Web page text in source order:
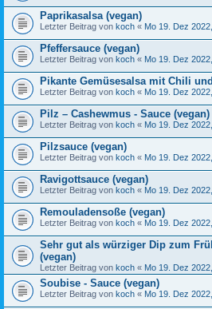
Paprikasalsa (vegan)
Letzter Beitrag von koch « Mo 19. Dez
Pfeffersauce (vegan)
Letzter Beitrag von koch « Mo 19. Dez
Pikante Gemüsesalsa mit Chili
Letzter Beitrag von koch « Mo 19. Dez
Pilz – Cashewmus - Sauce (vegan)
Letzter Beitrag von koch « Mo 19. Dez
Pilzsauce (vegan)
Letzter Beitrag von koch « Mo 19. Dez
Ravigottsauce (vegan)
Letzter Beitrag von koch « Mo 19. Dez
Remouladensoße (vegan)
Letzter Beitrag von koch « Mo 19. Dez
Sehr gut als würziger Dip zum
(vegan)
Letzter Beitrag von koch « Mo 19. Dez
Soubise - Sauce (vegan)
Letzter Beitrag von koch « Mo 19. Dez